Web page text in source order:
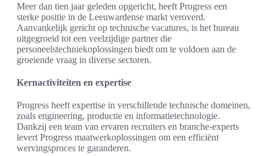
Meer dan tien jaar geleden opgericht, heeft Progress een
sterke positie in de Leeuwardense markt veroverd.
Aanvankelijk gericht op technische vacatures, is het bureau
uitgegroeid tot een veelzijdige partner die
personeelstechniekoplossingen biedt om te voldoen aan de
groeiende vraag in diverse sectoren.
Kernactiviteiten en expertise
Progress heeft expertise in verschillende technische domeinen,
zoals engineering, productie en informatietechnologie.
Dankzij een team van ervaren recruiters en branche-experts
levert Progress maatwerkoplossingen om een efficiënt
wervingsproces te garanderen.